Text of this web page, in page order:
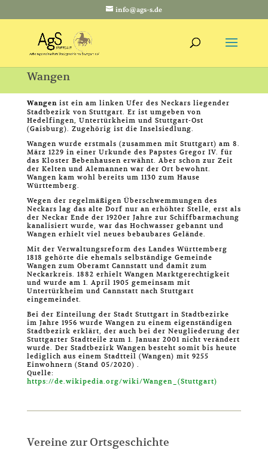
info@ags-s.de
Wangen
Wangenist ein am linken Ufer des Neckars liegender
Stadtbezirk von Stuttgart. Er ist umgeben von
Hedelfingen, Untertürkheim und Stuttgart-Ost
(Gaisburg). Zugehörig ist die Inselsiedlung.
Wangen wurde erstmals (zusammen mit Stuttgart) am 8.
März 1229 in einer Urkunde des Papstes Gregor IV. für
das Kloster Bebenhausen erwähnt. Aber schon zur Zeit
der Kelten und Alemannen war der Ort bewohnt.
Wangen kam wohl bereits um 1130 zum Hause
Württemberg.
Wegen der regelmäßigen Überschwemmungen des
Neckars lag das alte Dorf nur an erhöhter Stelle, erst als
der Neckar Ende der 1920er Jahre zur Schiffbarmachung
kanalisiert wurde, war das Hochwasser gebannt und
Wangen erhielt viel neues bebaubares Gelände.
Mit der Verwaltungsreform des Landes Württemberg
1818 gehörte die ehemals selbständige Gemeinde
Wangen zum Oberamt Cannstatt und damit zum
Neckarkreis. 1882 erhielt Wangen Marktgerechtigkeit
und wurde am 1. April 1905 gemeinsam mit
Untertürkheim und Cannstatt nach Stuttgart
eingemeindet.
Bei der Einteilung der Stadt Stuttgart in Stadtbezirke
im Jahre 1956 wurde Wangen zu einem eigenständigen
Stadtbezirk erklärt, der auch bei der Neugliederung der
Stuttgarter Stadtteile zum 1. Januar 2001 nicht verändert
wurde. Der Stadtbezirk Wangen besteht somit bis heute
lediglich aus einem Stadtteil (Wangen) mit 9255
Einwohnern (Stand 05/2020) .
Quelle:
https://de.wikipedia.org/wiki/Wangen_(Stuttgart)
Vereine zur Ortsgeschichte